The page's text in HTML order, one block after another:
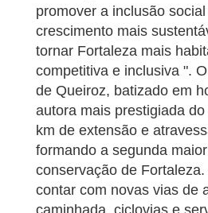
promover a inclusão
crescimento mais
tornar Fortaleza mais
competitiva e inclusiva ".
de Queiroz, batizado em
autora mais prestigiada
km de extensão e
formando a segunda
conservação de
contar com novas vias de
caminhada, ciclovias e